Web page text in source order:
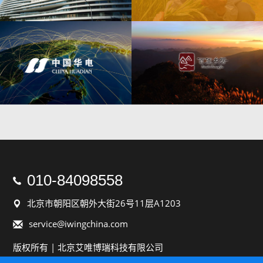
 010-84098558
 北京市朝阳区朝外大街26号11层A1203

service@iwingchina.com
版权所有 | 北京艾唯博瑞科技有限公司